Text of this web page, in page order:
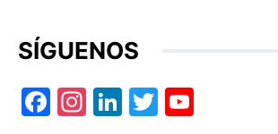
SÍGUENOS
Facebook
Instagram
LinkedIn
Twitter